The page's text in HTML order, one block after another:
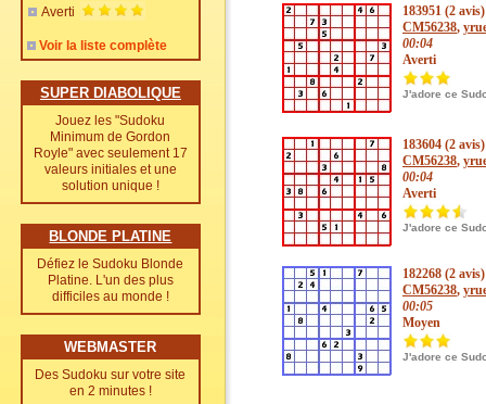
Averti
Voir la liste complète
SUPER DIABOLIQUE
Jouez les "Sudoku
Minimum de Gordon
Royle" avec seulement 17
valeurs initiales et une
solution unique !
BLONDE PLATINE
Défiez le Sudoku Blonde
Platine. L'un des plus
difficiles au monde !
WEBMASTER
Des Sudoku sur votre site
en 2 minutes !
183951 (2 avis)
CM56238,
00:04
Averti
J'adore ce
183604 (2 avis)
CM56238,
00:04
Averti
J'adore ce
182268 (2 avis)
CM56238,
00:05
Moyen
J'adore ce